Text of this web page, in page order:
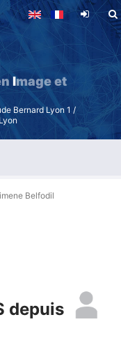
Image et
Bernard Lyon 1 /
Belfodil
depuis